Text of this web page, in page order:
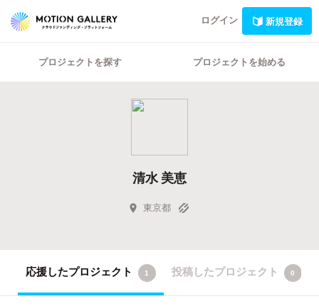
ログイン 新規登録
プロジェクトを探す プロジェクトを始める
清水 美恵
東京都
応援したプロジェクト 1 投稿したプロジェクト 0